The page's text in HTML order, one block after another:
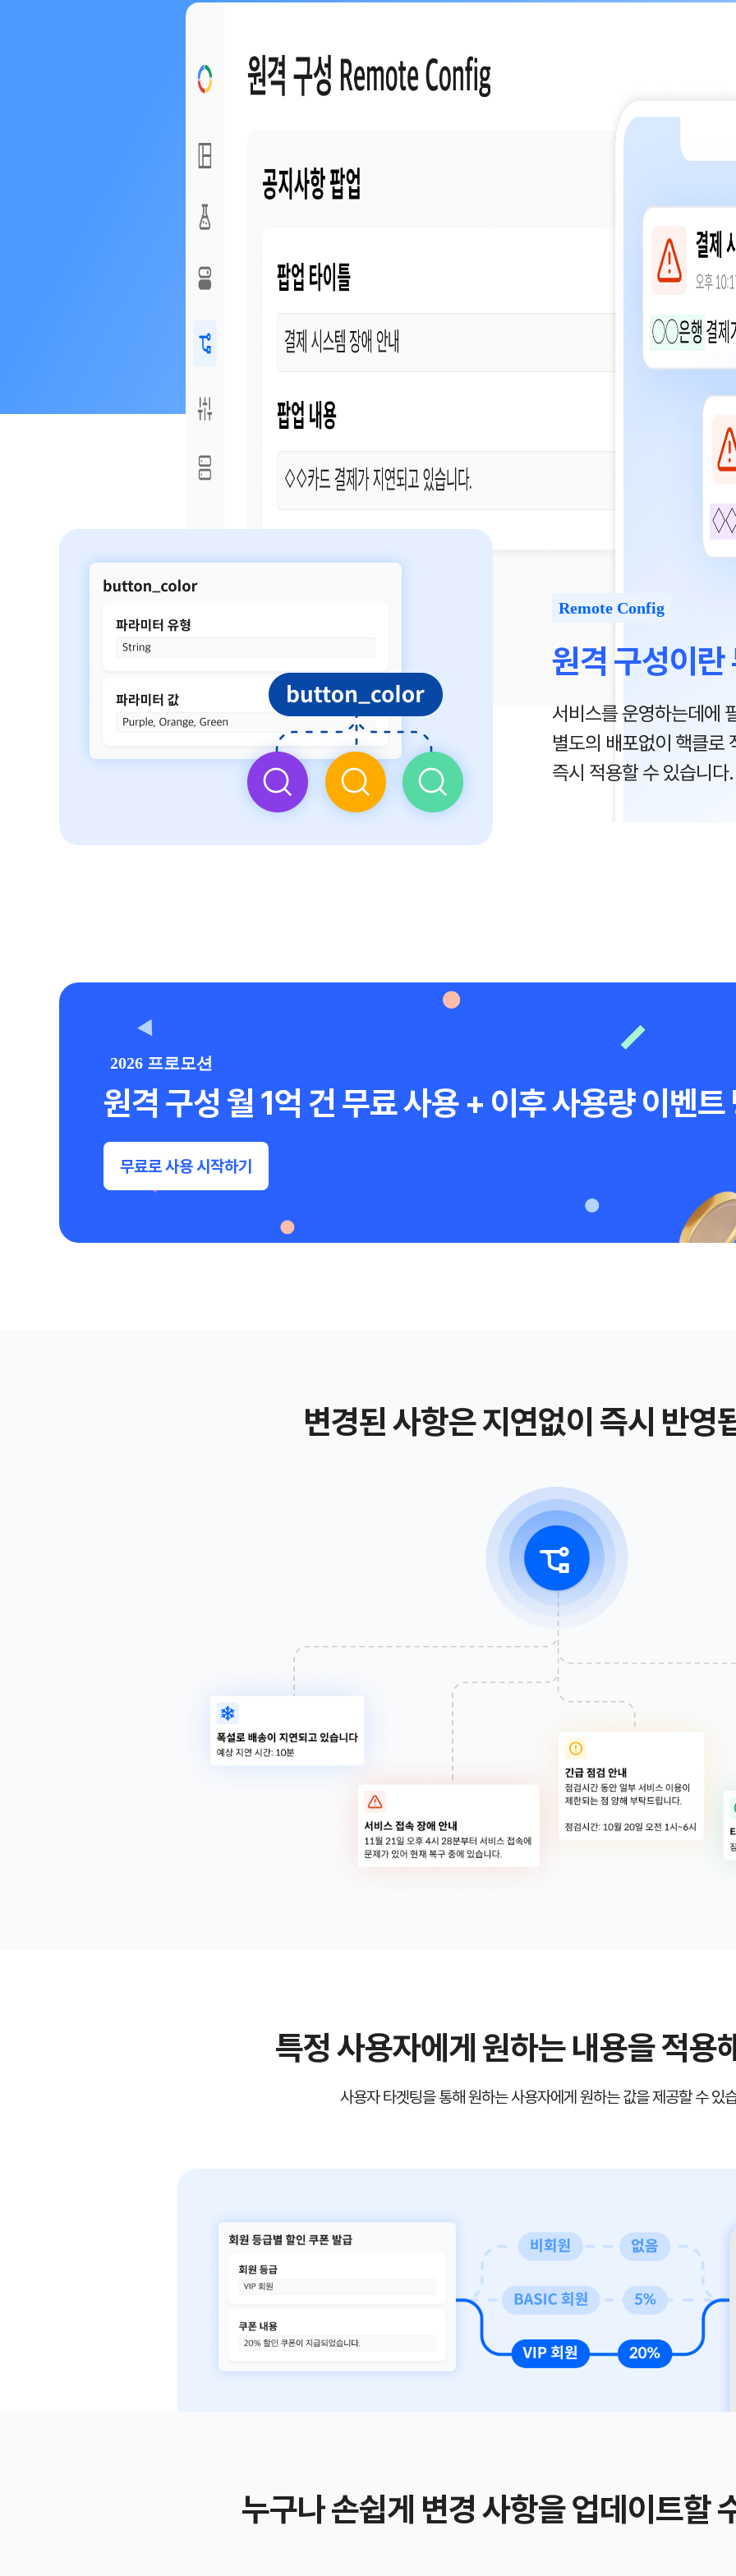
Remote Config
원격 구성이
서비스를 운영하는데에
별도의 배포없이 핵클로
즉시 적용할 수 있습니다.
2026 프로모션
원격 구성 월 1억 건 무료 사용 + 이후 사용량 이벤
무료로 사용 시작하기
변경된 사항은 지연없이 즉시 반영
특정 사용자에게 원하는 내용을 적용
사용자 타겟팅을 통해 원하는 사용자에게 원하는 값을 제공할 수 있
누구나 손쉽게 변경 사항을 업데이트할